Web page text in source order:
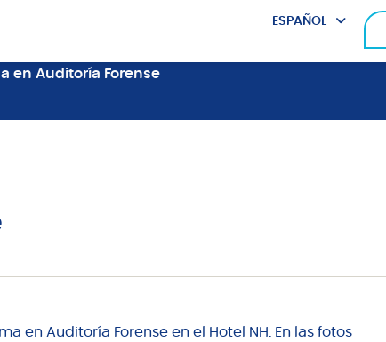
ESPAÑOL
ENGLISH
en Auditoría Forense
en Auditoría Forense en el Hotel NH. En las fotos